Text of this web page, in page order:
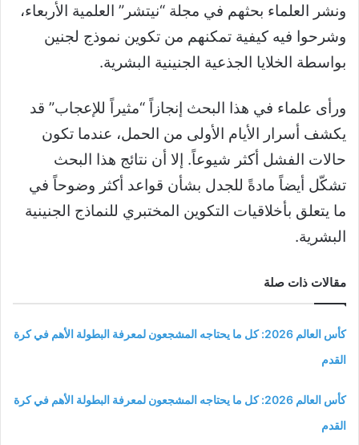
ونشر العلماء بحثهم في مجلة “نيتشر” العلمية الأربعاء،
وشرحوا فيه كيفية تمكنهم من تكوين نموذج لجنين
بواسطة الخلايا الجذعية الجنينية البشرية.
ورأى علماء في هذا البحث إنجازاً “مثيراً للإعجاب” قد
يكشف أسرار الأيام الأولى من الحمل، عندما تكون
حالات الفشل أكثر شيوعاً. إلا أن نتائج هذا البحث
تشكّل أيضاً مادةً للجدل بشأن قواعد أكثر وضوحاً في
ما يتعلق بأخلاقيات التكوين المختبري للنماذج الجنينية
البشرية.
مقالات ذات صلة
كأس العالم 2026: كل ما يحتاجه المشجعون لمعرفة البطولة الأهم في كرة
القدم
كأس العالم 2026: كل ما يحتاجه المشجعون لمعرفة البطولة الأهم في كرة
القدم